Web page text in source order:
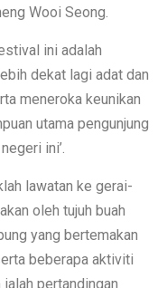
Wooi Seong.
ini adalah
dekat lagi adat dan
meneroka keunikan
utama pengunjung
ini’.
lawatan ke gerai-
oleh tujuh buah
yang bertemakan
beberapa aktiviti
pertandingan